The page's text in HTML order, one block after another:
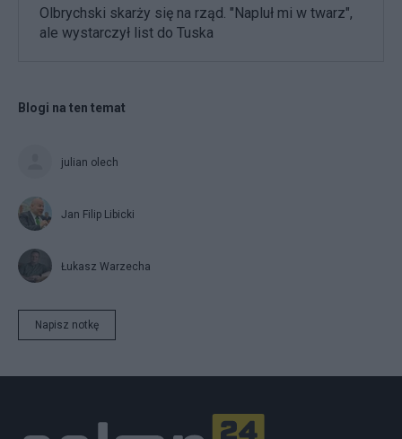
Olbrychski skarży się na rząd. "Napluł mi w twarz",
ale wystarczył list do Tuska
Blogi na ten temat
julian olech
Jan Filip Libicki
Łukasz Warzecha
Napisz notkę